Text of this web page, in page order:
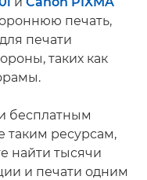
печать,
печати
таких как
бесплатным
таким ресурсам,
найти тысячи
и печати одним